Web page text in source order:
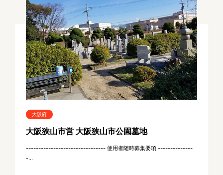
大阪府
大阪狭山市営 大阪狭山市公園墓地
-------------------------------- 使用者随時募集要項 --------------
-...